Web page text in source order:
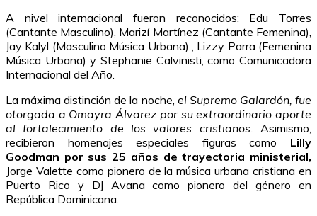
A nivel internacional fueron reconocidos: Edu Torres
(Cantante Masculino), Marizí Martínez (Cantante Femenina),
Jay Kalyl (Masculino Música Urbana) , Lizzy Parra (Femenina
Música Urbana) y Stephanie Calvinisti, como Comunicadora
Internacional del Año.
La máxima distinción de la noche, el Supremo Galardón, fue
otorgada a Omayra Álvarez por su extraordinario aporte
al fortalecimiento de los valores cristianos.
Asimismo,
recibieron homenajes especiales figuras como Lilly
Goodman por sus 25 años de trayectoria ministerial,
Jorge Valette como pionero de la música urbana cristiana en
Puerto Rico y DJ Avana como pionero del género en
República Dominicana.